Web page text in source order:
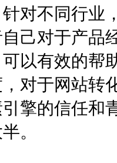
对不同行业
己对于产品
以有效的帮
对于网站转
擎的信任和
。